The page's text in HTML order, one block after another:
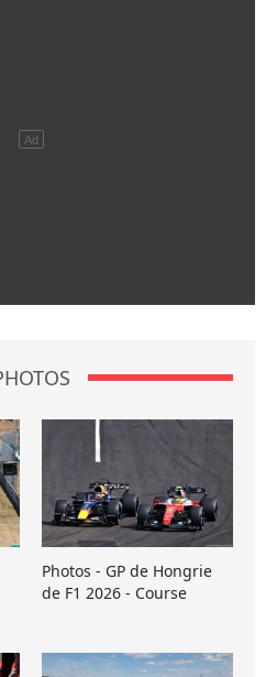
Photos - GP de Hongrie
de F1 2026 - Course